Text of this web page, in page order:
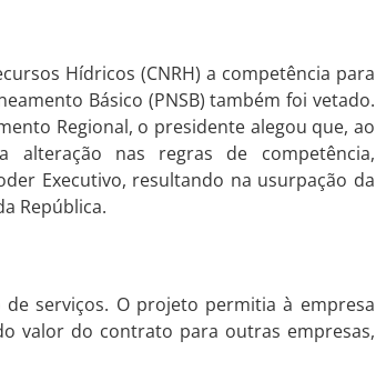
Hídricos (CNRH) a competência para
Básico (PNSB) também foi vetado.
Regional, o presidente alegou que, ao
alteração nas regras de competência,
Executivo, resultando na usurpação da
República.
serviços. O projeto permitia à empresa
valor do contrato para outras empresas,